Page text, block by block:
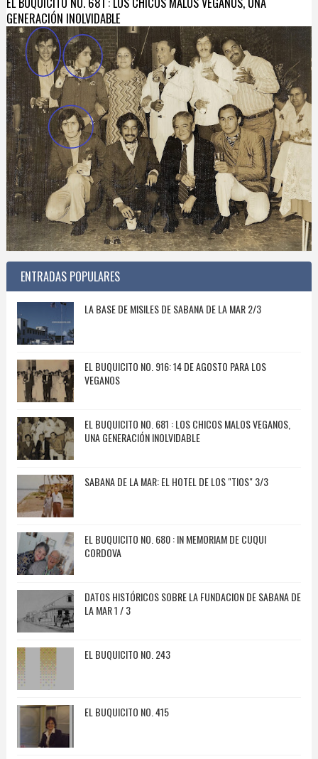
GENERACIÓN INOLVIDABLE
ENTRADAS POPULARES
LA BASE DE MISILES DE SABANA DE LA MAR 2/3
EL BUQUICITO NO. 916: 14 DE AGOSTO PARA LOS
VEGANOS
EL BUQUICITO NO. 681 : LOS CHICOS MALOS VEGANOS,
UNA GENERACIÓN INOLVIDABLE
SABANA DE LA MAR: EL HOTEL DE LOS "TIOS" 3/3
EL BUQUICITO NO. 680 : IN MEMORIAM DE CUQUI
CORDOVA
DATOS HISTÓRICOS SOBRE LA FUNDACION DE SABANA DE
LA MAR 1 / 3
EL BUQUICITO NO. 243
EL BUQUICITO NO. 415